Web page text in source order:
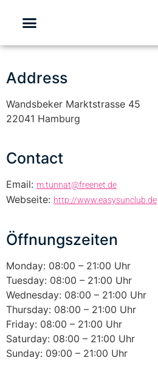
Address
Wandsbeker Marktstrasse 45
22041 Hamburg
Contact
Email: m.tunnat@freenet.de
Webseite: http://www.easysunclub.de
Öffnungszeiten
Monday: 08:00 – 21:00 Uhr
Tuesday: 08:00 – 21:00 Uhr
Wednesday: 08:00 – 21:00 Uhr
Thursday: 08:00 – 21:00 Uhr
Friday: 08:00 – 21:00 Uhr
Saturday: 08:00 – 21:00 Uhr
Sunday: 09:00 – 21:00 Uhr